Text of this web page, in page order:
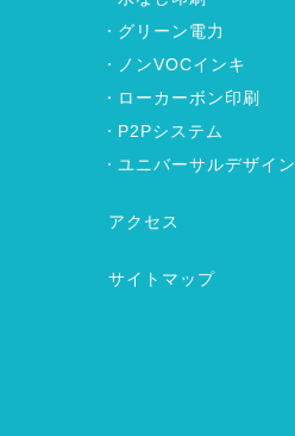
グリーン電力
ノンVOCインキ
ローカーボン印刷
P2Pシステム
ユニバーサルデザイン
アクセス
サイトマップ